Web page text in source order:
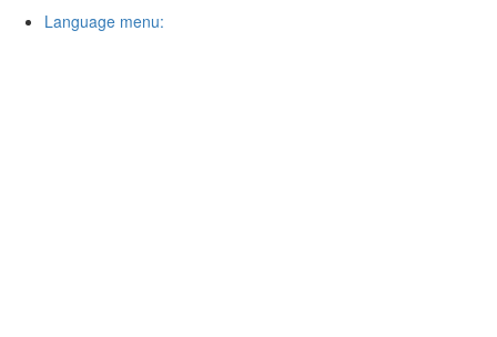
Language menu: